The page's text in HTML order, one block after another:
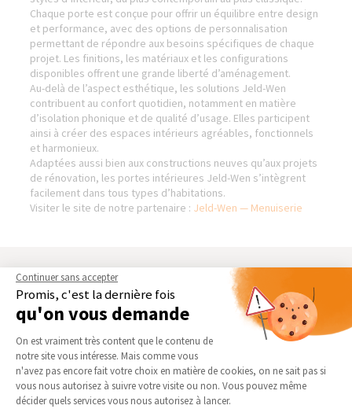
Chaque porte est conçue pour offrir un équilibre entre design
et performance, avec des options de personnalisation
permettant de répondre aux besoins spécifiques de chaque
projet. Les finitions, les matériaux et les configurations
disponibles offrent une grande liberté d’aménagement.
Au-delà de l’aspect esthétique, les solutions Jeld-Wen
contribuent au confort quotidien, notamment en matière
d’isolation phonique et de qualité d’usage. Elles participent
ainsi à créer des espaces intérieurs agréables, fonctionnels
et harmonieux.
Adaptées aussi bien aux constructions neuves qu’aux projets
de rénovation, les portes intérieures Jeld-Wen s’intègrent
facilement dans tous types d’habitations.
Visiter le site de notre partenaire : Jeld-Wen — Menuiserie
BIENVENUE DANS NOTRE
AGENCE DE BLAIN -
CHÂTEAUBRIANT (44)
Qui sommes-nous
Actualités
Notre charte qualité
Partenaires
NOS DOMAINES
D’INTERVENTION
EXTENSION
RÉNOVATION INTÉRIEURE
TRAVAUX EXTÉRIEURS
NOS PARTENAIRES
Continuer sans accepter
Promis, c'est la dernière fois
qu'on vous demande
Plateforme de Gestion du
On est vraiment très content que le contenu de
notre site vous intéresse. Mais comme vous
n'avez pas encore fait votre choix en matière de cookies, on ne sait pas si
vous nous autorisez à suivre votre visite ou non. Vous pouvez même
décider quels services vous nous autorisez à lancer.
Axeptio consent